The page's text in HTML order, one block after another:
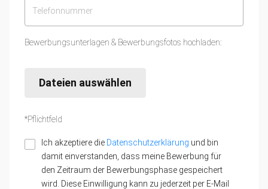
Bewerbungsunterlagen & Bewerbungsfotos hochladen:
Dateien auswählen
*Pflichtfeld
Ich akzeptiere die Datenschutzerklärung und bin
damit einverstanden, dass meine Bewerbung für
den Zeitraum der Bewerbungsphase gespeichert
wird. Diese Einwilligung kann zu jederzeit per E-Mail